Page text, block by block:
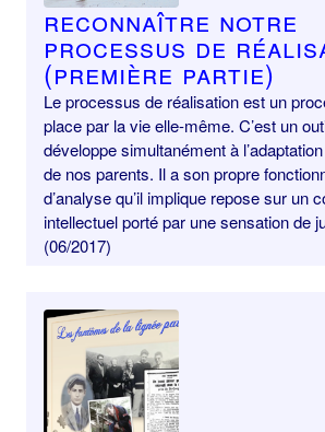
Reconnaître notre
processus de
(première partie)
Le processus de réalisation est un
place par la vie elle-même. C’est un
développe simultanément à
de nos parents. Il a son propre
d’analyse qu’il implique repose sur un
intellectuel porté par une sensation de
(06/2017)